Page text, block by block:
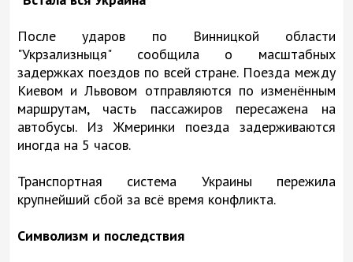
После ударов по Винницкой области
"Укрзализныця" сообщила о масштабных
задержках поездов по всей стране. Поезда между
Киевом и Львовом отправляются по изменённым
маршрутам, часть пассажиров пересажена на
автобусы. Из Жмеринки поезда задерживаются
иногда на 5 часов.
Транспортная система Украины пережила
крупнейший сбой за всё время конфликта.
Символизм и последствия